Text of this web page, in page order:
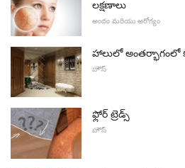
లక్షణాలు
అందం మరియు ఆరోగ్యం
హాలులో అంతర్భాగంలో
హౌస్
ఫ్లోర్ ట్రెడ్స్
హౌస్